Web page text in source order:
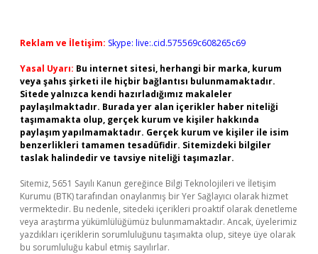
Reklam ve İletişim: Skype: live:.cid.575569c608265c69
Yasal Uyarı: Bu internet sitesi, herhangi bir marka, kurum
veya şahıs şirketi ile hiçbir bağlantısı bulunmamaktadır.
Sitede yalnızca kendi hazırladığımız makaleler
paylaşılmaktadır. Burada yer alan içerikler haber niteliği
taşımamakta olup, gerçek kurum ve kişiler hakkında
paylaşım yapılmamaktadır. Gerçek kurum ve kişiler ile isim
benzerlikleri tamamen tesadüfidir. Sitemizdeki bilgiler
taslak halindedir ve tavsiye niteliği taşımazlar.
Sitemiz, 5651 Sayılı Kanun gereğince Bilgi Teknolojileri ve İletişim
Kurumu (BTK) tarafından onaylanmış bir Yer Sağlayıcı olarak hizmet
vermektedir. Bu nedenle, sitedeki içerikleri proaktif olarak denetleme
veya araştırma yükümlülüğümüz bulunmamaktadır. Ancak, üyelerimiz
yazdıkları içeriklerin sorumluluğunu taşımakta olup, siteye üye olarak
bu sorumluluğu kabul etmiş sayılırlar.